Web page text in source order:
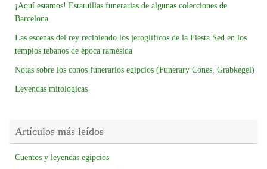
¡Aquí estamos! Estatuillas funerarias de algunas colecciones de
Barcelona
Las escenas del rey recibiendo los jeroglíficos de la Fiesta Sed en los
templos tebanos de época ramésida
Notas sobre los conos funerarios egipcios (Funerary Cones, Grabkegel)
Leyendas mitológicas
Artículos más leídos
Cuentos y leyendas egipcios